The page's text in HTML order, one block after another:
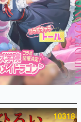
10318